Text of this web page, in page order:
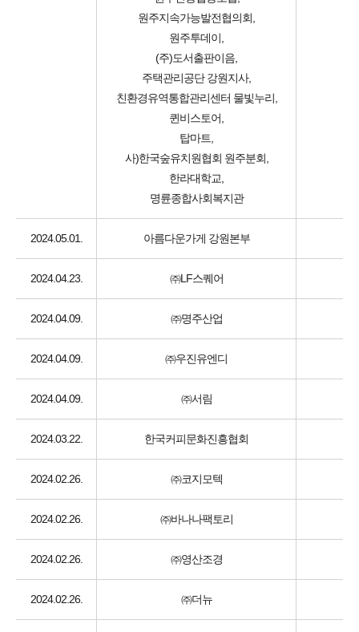
원주지속가능발전협의회,
원주투데이,
(주)도서출판이음,
주택관리공단 강원지사,
친환경유역통합관리센터 물빛누리,
퀸비스토어,
탑마트,
사)한국숲유치원협회 원주분회,
한라대학교,
명륜종합사회복지관
2024.05.01. 아름다운가게 강원본부
2024.04.23. ㈜LF스퀘어
2024.04.09. ㈜명주산업
2024.04.09. ㈜우진유엔디
2024.04.09. ㈜서림
2024.03.22. 한국커피문화진흥협회
2024.02.26. ㈜코지모텍
2024.02.26. ㈜바나나팩토리
2024.02.26. ㈜영산조경
2024.02.26. ㈜더뉴